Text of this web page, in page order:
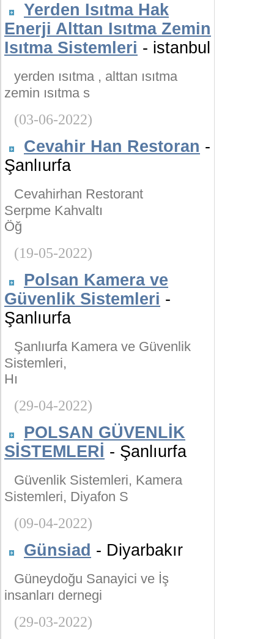
Yerden Isıtma Hak
Enerji Alttan Isıtma Zemin
Isıtma Sistemleri - istanbul
yerden ısıtma , alttan ısıtma
zemin ısıtma s
(03-06-2022)
Cevahir Han Restoran -
Şanlıurfa
Cevahirhan Restorant
Serpme Kahvaltı
Öğ
(19-05-2022)
Polsan Kamera ve
Güvenlik Sistemleri -
Şanlıurfa
Şanlıurfa Kamera ve Güvenlik
Sistemleri,
Hı
(29-04-2022)
POLSAN GÜVENLİK
SİSTEMLERİ - Şanlıurfa
Güvenlik Sistemleri, Kamera
Sistemleri, Diyafon S
(09-04-2022)
Günsiad - Diyarbakır
Güneydoğu Sanayici ve İş
insanları dernegi
(29-03-2022)